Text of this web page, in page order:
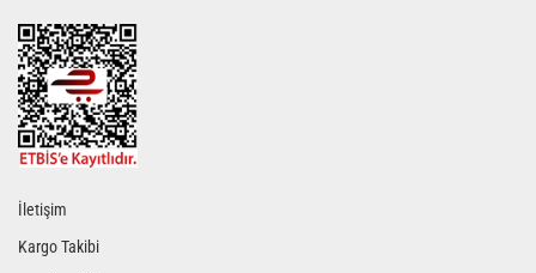
İletişim
Kargo Takibi